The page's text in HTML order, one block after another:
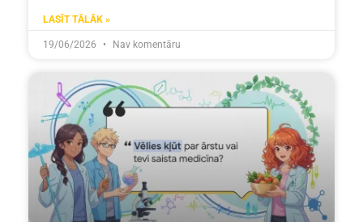
LASĪT TĀLĀK »
19/06/2026 Nav komentāru